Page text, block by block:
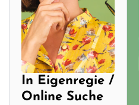
In Eigenregie /
Online Suche